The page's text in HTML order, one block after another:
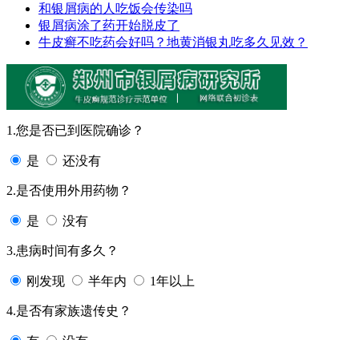
和银屑病的人吃饭会传染吗
银屑病涂了药开始脱皮了
牛皮癣不吃药会好吗？地黄消银丸吃多久见效？
1.您是否已到医院确诊？
是 还没有
2.是否使用外用药物？
是 没有
3.患病时间有多久？
刚发现 半年内 1年以上
4.是否有家族遗传史？